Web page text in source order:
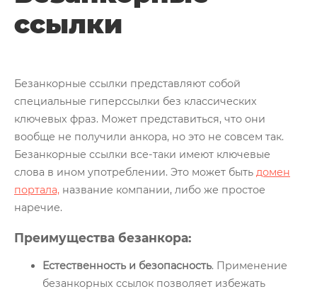
ссылки
Безанкорные ссылки представляют собой
специальные гиперссылки без классических
ключевых фраз. Может представиться, что они
вообще не получили анкора, но это не совсем так.
Безанкорные ссылки все-таки имеют ключевые
слова в ином употреблении. Это может быть домен
портала, название компании, либо же простое
наречие.
Преимущества безанкора:
Естественность и безопасность. Применение
безанкорных ссылок позволяет избежать
Техническая поддержка сайтов
Разработка интернет-сайтов
Внедрение CRM Битрикс24
Кейсы
Блог
Глоссарий
О нас
Контакты
Нажимая на кнопку "Отправить",
Вы даете согласие на обработку своих персональных данных